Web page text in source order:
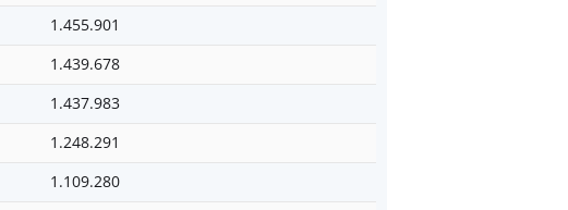
1.455.901
1.439.678
1.437.983
1.248.291
1.109.280